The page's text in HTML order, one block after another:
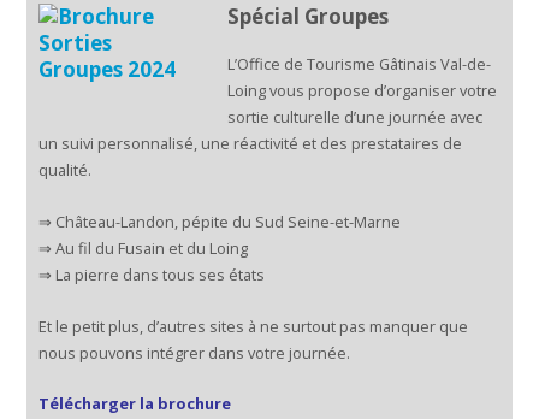
Spécial Groupes
L’Office de Tourisme Gâtinais Val-de-
Loing vous propose d’organiser votre
sortie culturelle d’une journée avec
un suivi personnalisé, une réactivité et des prestataires de
qualité.
⇒ Château-Landon, pépite du Sud Seine-et-Marne
⇒ Au fil du Fusain et du Loing
⇒ La pierre dans tous ses états
Et le petit plus, d’autres sites à ne surtout pas manquer que
nous pouvons intégrer dans votre journée.
Télécharger la brochure